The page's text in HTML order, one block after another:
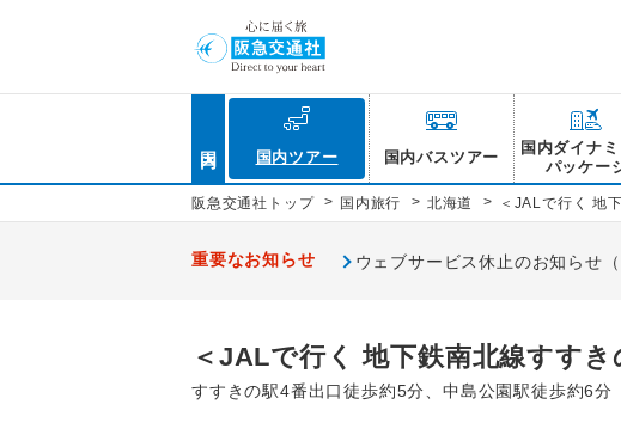
国内ツアー 国内バスツアー
国内ダイナミ
パッケー
阪急交通社トップ > 国内旅行 > 北海道 > ＜JALで行く 地
重要なお知らせ ウェブサービス休止のお知らせ
＜JALで行く 地下鉄南北線すす
すすきの駅4番出口徒歩約5分、中島公園駅徒歩約6分